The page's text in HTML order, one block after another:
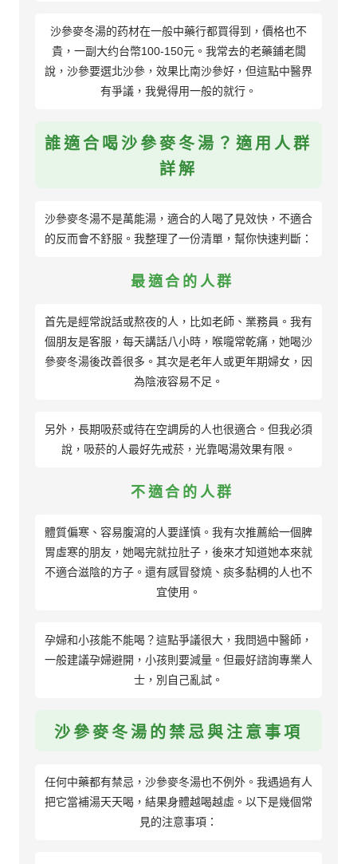
沙參麥冬湯的药材在一般中藥行都買得到，價格也不
貴，一副大约台幣100-150元。我常去的老藥鋪老闆
說，沙參要選北沙參，效果比南沙參好，但這點中醫界
有爭議，我覺得用一般的就行。
誰適合喝沙參麥冬湯？適用人群
詳解
沙參麥冬湯不是萬能湯，適合的人喝了見效快，不適合
的反而會不舒服。我整理了一份清單，幫你快速判斷：
最適合的人群
首先是經常說話或熬夜的人，比如老師、業務員。我有
個朋友是客服，每天講話八小時，喉嚨常乾痛，她喝沙
參麥冬湯後改善很多。其次是老年人或更年期婦女，因
為陰液容易不足。
另外，長期吸菸或待在空調房的人也很適合。但我必須
說，吸菸的人最好先戒菸，光靠喝湯效果有限。
不適合的人群
體質偏寒、容易腹瀉的人要謹慎。我有次推薦給一個脾
胃虛寒的朋友，她喝完就拉肚子，後來才知道她本來就
不適合滋陰的方子。還有感冒發燒、痰多黏稠的人也不
宜使用。
孕婦和小孩能不能喝？這點爭議很大，我問過中醫師，
一般建議孕婦避開，小孩則要減量。但最好諮詢專業人
士，別自己亂試。
沙參麥冬湯的禁忌與注意事項
任何中藥都有禁忌，沙參麥冬湯也不例外。我遇過有人
把它當補湯天天喝，結果身體越喝越虛。以下是幾個常
見的注意事項：